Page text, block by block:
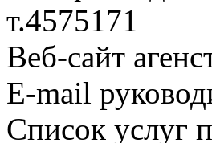
т.4575171
Веб-сайт
E-mail
Список услуг